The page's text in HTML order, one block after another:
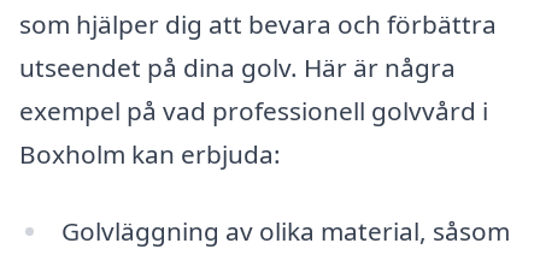
som hjälper dig att bevara och förbättra
utseendet på dina golv. Här är några
exempel på vad professionell golvvård i
Boxholm kan erbjuda:
Golvläggning av olika material, såsom